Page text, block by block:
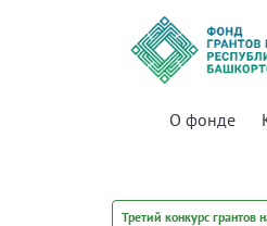
О фонде
Третий конкурс грантов